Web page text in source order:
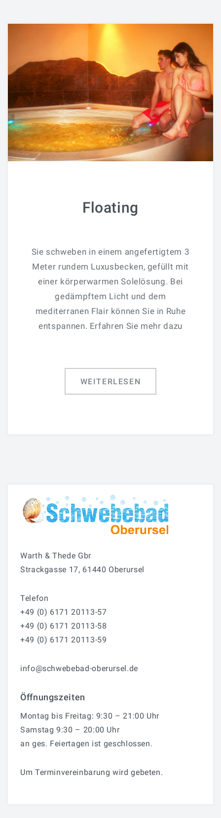
Floating
Sie schweben in einem angefertigtem 3
Meter rundem Luxusbecken, gefüllt mit
einer körperwarmen Solelösung. Bei
gedämpftem Licht und dem
mediterranen Flair können Sie in Ruhe
entspannen. Erfahren Sie mehr dazu
WEITERLESEN
Warth & Thede Gbr
Strackgasse 17, 61440 Oberursel
Telefon
+49 (0) 6171 20113-57
+49 (0) 6171 20113-58
+49 (0) 6171 20113-59
info@schwebebad-oberursel.de
Öffnungszeiten
Montag bis Freitag: 9:30 – 21:00 Uhr
Samstag 9:30 – 20:00 Uhr
an ges. Feiertagen ist geschlossen.
Um Terminvereinbarung wird gebeten.